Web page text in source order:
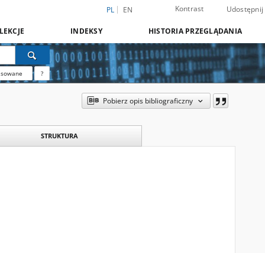
PL EN Kontrast Udostępnij
INDEKSY HISTORIA PRZEGLĄDANIA
?
Pobierz opis bibliograficzny
STRUKTURA